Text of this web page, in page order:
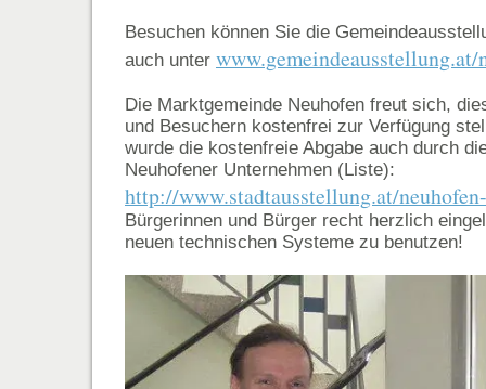
Besuchen können Sie die
auch unter
Die Marktgemeinde Neuhofen freut sich,
und Besuchern kostenfrei zur Verfügung
wurde die kostenfreie Abgabe auch durch
Neuhofener Unternehmen (Liste):
http://www.stadtausstellung.at/
Bürgerinnen und Bürger recht herzlich
neuen technischen Systeme zu benutzen!